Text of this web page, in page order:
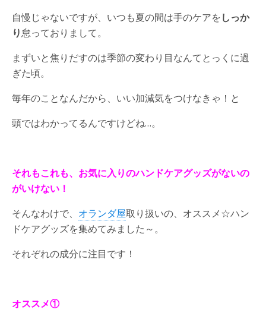
自慢じゃないですが、いつも夏の間は手のケアをしっか
り怠っておりまして。
まずいと焦りだすのは季節の変わり目なんてとっくに過
ぎた頃。
毎年のことなんだから、いい加減気をつけなきゃ！と
頭ではわかってるんですけどね…。
それもこれも、 お気に入りのハンドケアグッズがないの
がいけない！
そんなわけで、 オランダ屋取り扱いの、オススメ☆ハン
ドケアグッズを集めてみました～。
それぞれの成分に注目です！
オススメ①